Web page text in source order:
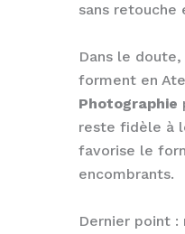
sans
Dans le
forment en
Photographie
reste fidèle à
favorise le
encombrants.
Dernier point